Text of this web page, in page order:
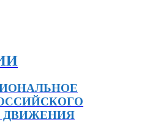
ДВИЖЕНИЯ